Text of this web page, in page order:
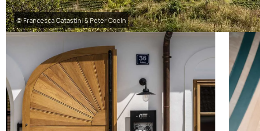
© Francesca Catastini & Peter Coeln